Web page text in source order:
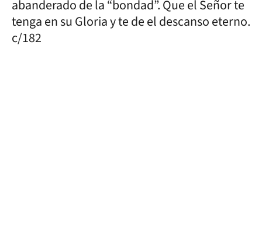
abanderado de la “bondad”. Que el Señor te
tenga en su Gloria y te de el descanso eterno.
c/182